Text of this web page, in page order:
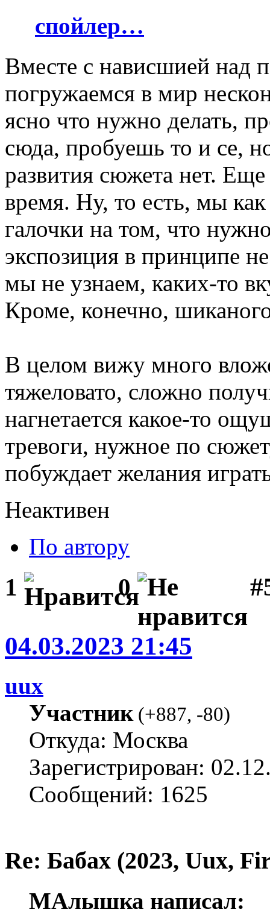
спойлер…
Вместе с нависшией над
погружаемся в мир
ясно что нужно делать,
сюда, пробуешь то и се,
развития сюжета нет.
время. Ну, то есть, мы
галочки на том, что
экспозиция в принципе
мы не узнаем, каких-то
Кроме, конечно,
В целом вижу много
тяжеловато, сложно
нагнетается какое-то
тревоги, нужное по
побуждает желания
Неактивен
По автору
1 0
04.03.2023 21:45
uux
Участник(+887, -80)
Откуда: Москва
Зарегистрирован:
Сообщений: 1625
Re: Бабах (2023, Uux,
МАлышка написал: